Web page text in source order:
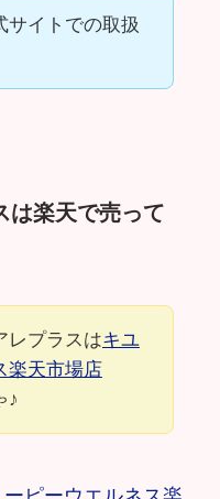
サイトでの取扱
は楽天で売って
レプラスはキユ
楽天市場店
♪